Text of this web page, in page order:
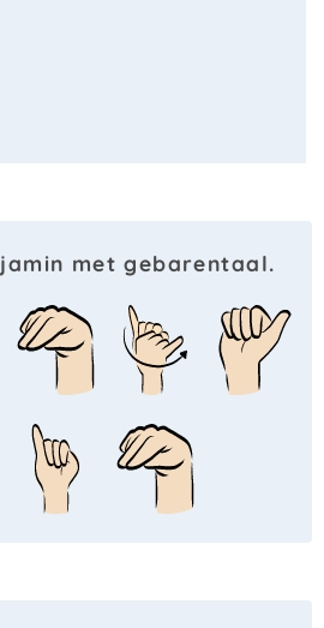
met gebarentaal.